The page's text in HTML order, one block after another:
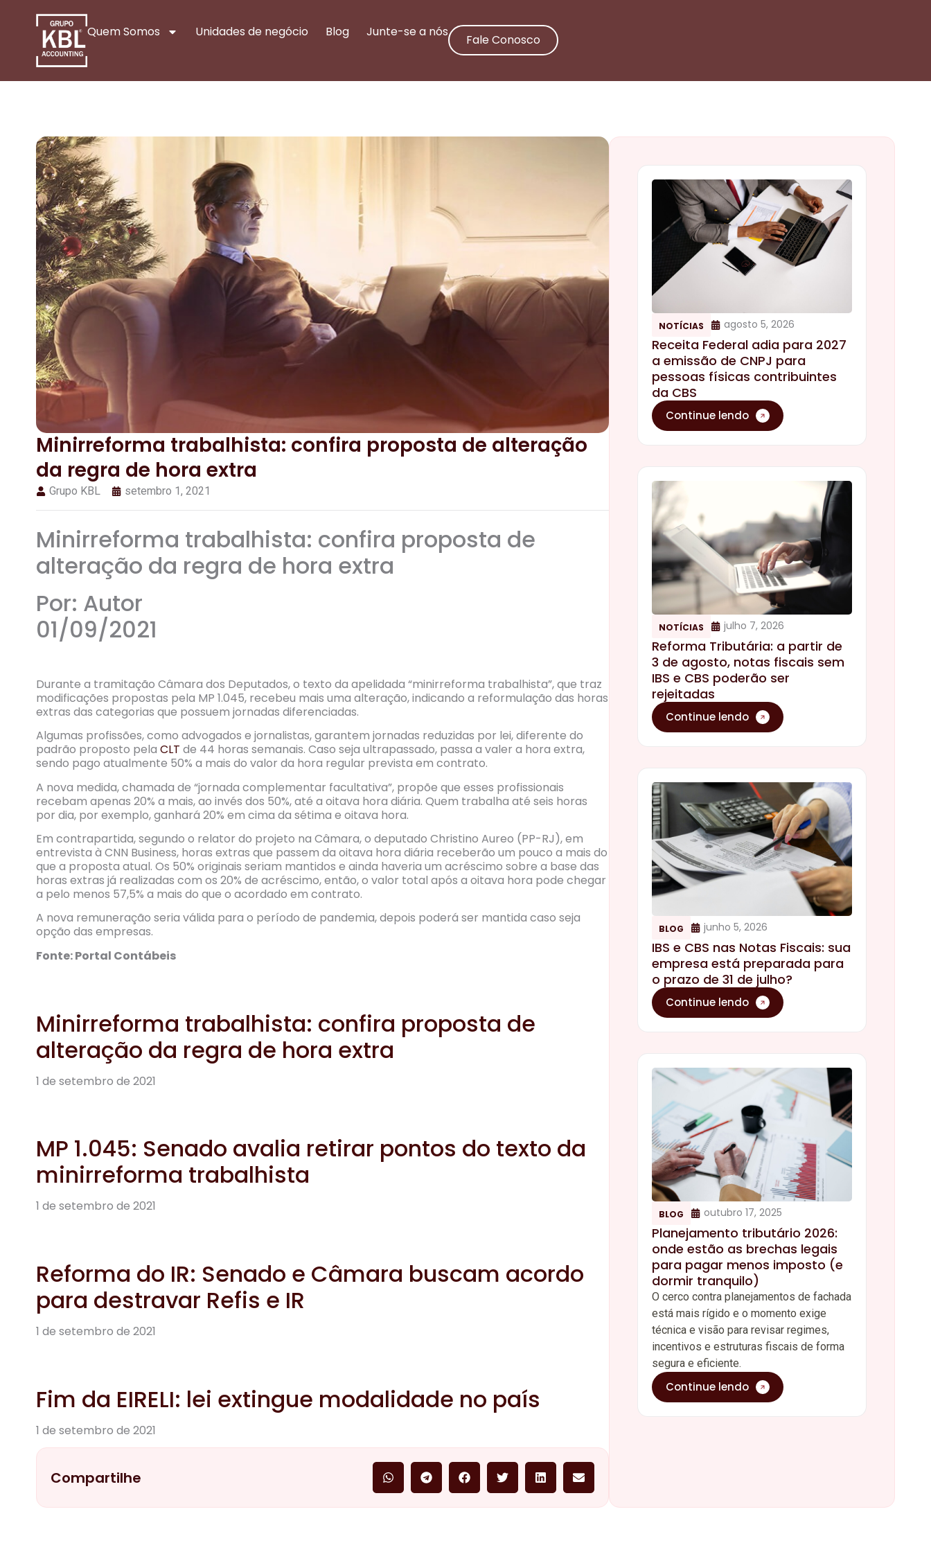
Quem Somos Unidades de negócio Blog Junte-se a nós
Fale Conosco
NOTÍCIAS agosto 5, 2026
Receita Federal adia para 2027
a emissão de CNPJ para
pessoas físicas contribuintes
da CBS
Continue lendo
NOTÍCIAS julho 7, 2026
Reforma Tributária: a partir de
3 de agosto, notas fiscais sem
IBS e CBS poderão ser
rejeitadas
Continue lendo
BLOG junho 5, 2026
IBS e CBS nas Notas Fiscais: sua
empresa está preparada para
o prazo de 31 de julho?
Continue lendo
BLOG outubro 17, 2025
Planejamento tributário 2026:
onde estão as brechas legais
para pagar menos imposto (e
dormir tranquilo)
O cerco contra planejamentos de fachada
está mais rígido e o momento exige
técnica e visão para revisar regimes,
incentivos e estruturas fiscais de forma
segura e eficiente.
Continue lendo
Minirreforma trabalhista: confira proposta de alteração
da regra de hora extra
Grupo KBL setembro 1, 2021
Minirreforma trabalhista: confira proposta de
alteração da regra de hora extra
Por: Autor
01/09/2021
Durante a tramitação Câmara dos Deputados, o texto da apelidada “minirreforma trabalhista”, que traz
modificações propostas pela MP 1.045, recebeu mais uma alteração, indicando a reformulação das horas
extras das categorias que possuem jornadas diferenciadas.
Algumas profissões, como advogados e jornalistas, garantem jornadas reduzidas por lei, diferente do
padrão proposto pela CLT de 44 horas semanais. Caso seja ultrapassado, passa a valer a hora extra,
sendo pago atualmente 50% a mais do valor da hora regular prevista em contrato.
A nova medida, chamada de “jornada complementar facultativa”, propõe que esses profissionais
recebam apenas 20% a mais, ao invés dos 50%, até a oitava hora diária. Quem trabalha até seis horas
por dia, por exemplo, ganhará 20% em cima da sétima e oitava hora.
Em contrapartida, segundo o relator do projeto na Câmara, o deputado Christino Aureo (PP-RJ), em
entrevista à CNN Business, horas extras que passem da oitava hora diária receberão um pouco a mais do
que a proposta atual. Os 50% originais seriam mantidos e ainda haveria um acréscimo sobre a base das
horas extras já realizadas com os 20% de acréscimo, então, o valor total após a oitava hora pode chegar
a pelo menos 57,5% a mais do que o acordado em contrato.
A nova remuneração seria válida para o período de pandemia, depois poderá ser mantida caso seja
opção das empresas.
Fonte: Portal Contábeis
Minirreforma trabalhista: confira proposta de
alteração da regra de hora extra
1 de setembro de 2021
MP 1.045: Senado avalia retirar pontos do texto da
minirreforma trabalhista
1 de setembro de 2021
Reforma do IR: Senado e Câmara buscam acordo
para destravar Refis e IR
1 de setembro de 2021
Fim da EIRELI: lei extingue modalidade no país
1 de setembro de 2021
Compartilhe